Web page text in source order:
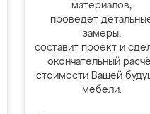
материалов,
проведёт
замеры,
составит проект и
окончательный
стоимости Вашей
мебели.